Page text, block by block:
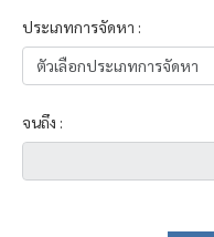
ประเภทการจัดหา :
จนถึง :